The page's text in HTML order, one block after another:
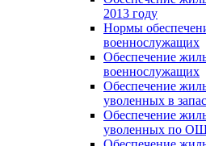
2013 году
Нормы
военнослужащих
Обеспечение
военнослужащих
Обеспечение
уволенных в запас
Обеспечение
уволенных по